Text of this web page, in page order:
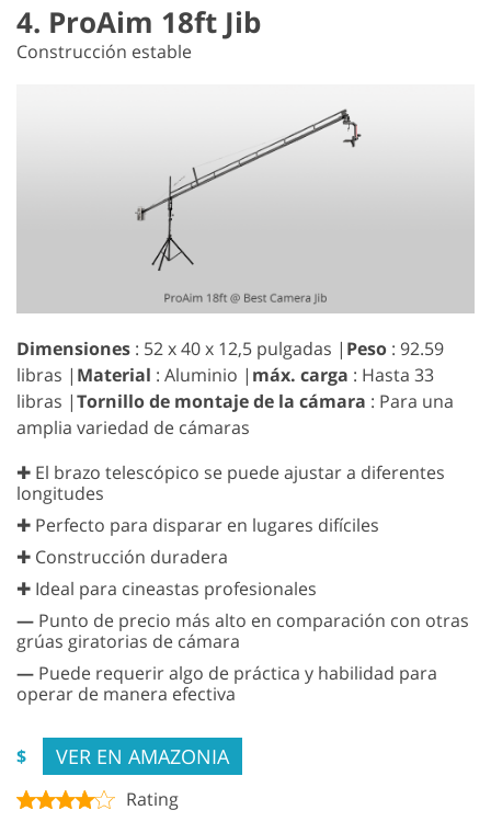
4. ProAim 18ft Jib
Construcción estable
Dimensiones : 52 x 40 x 12,5 pulgadas | Peso : 92.59
libras | Material : Aluminio | máx. carga : Hasta 33
libras |Tornillo de montaje de la cámara : Para una
amplia variedad de cámaras
✚ El brazo telescópico se puede ajustar a diferentes
longitudes
✚ Perfecto para disparar en lugares difíciles
✚ Construcción duradera
✚ Ideal para cineastas profesionales
— Punto de precio más alto en comparación con otras
grúas giratorias de cámara
— Puede requerir algo de práctica y habilidad para
operar de manera efectiva
$ VER EN AMAZONIA
Rating